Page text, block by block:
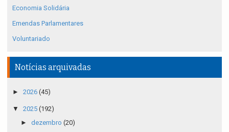
Economia Solidária
Emendas Parlamentares
Voluntariado
Notícias arquivadas
► 2026 (45)
▼ 2025 (192)
► dezembro (20)